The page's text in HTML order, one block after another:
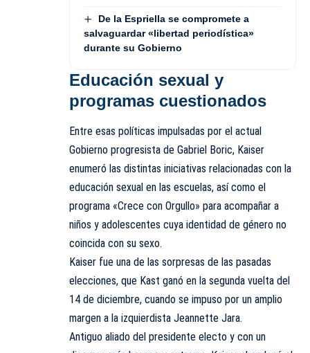
De la Espriella se compromete a
salvaguardar «libertad periodística»
durante su Gobierno
Educación sexual y
programas cuestionados
Entre esas políticas impulsadas por el actual
Gobierno progresista de Gabriel Boric, Kaiser
enumeró las distintas iniciativas relacionadas con la
educación sexual en las escuelas, así como el
programa «Crece con Orgullo» para acompañar a
niños y adolescentes cuya identidad de género no
coincida con su sexo.
Kaiser fue una de las sorpresas de las pasadas
elecciones, que Kast ganó en la segunda vuelta del
14 de diciembre, cuando se impuso por un amplio
margen a la izquierdista Jeannette Jara.
Antiguo aliado del presidente electo y con un